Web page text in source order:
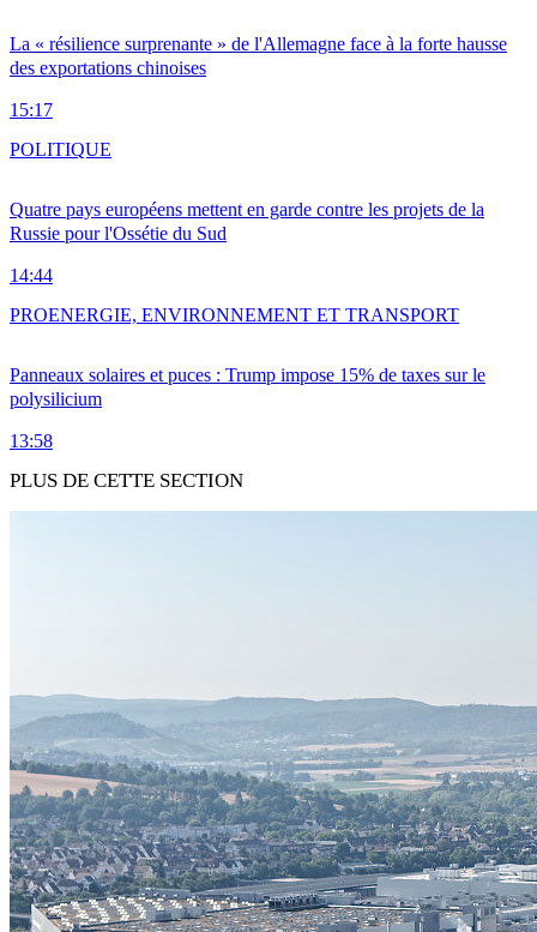
La « résilience surprenante » de l'Allemagne face à la forte hausse
des exportations chinoises
15:17
Quatre pays européens mettent en garde contre les projets de la
Russie pour l'Ossétie du Sud
14:44
POLITIQUE
Panneaux solaires et puces : Trump impose 15% de taxes sur le
polysilicium
13:58
PROENERGIE, ENVIRONNEMENT ET TRANSPORT
PLUS DE CETTE SECTION